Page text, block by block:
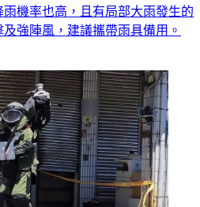
機率也高，且有局部大雨發生的
強陣風，建議攜帶雨具備用。